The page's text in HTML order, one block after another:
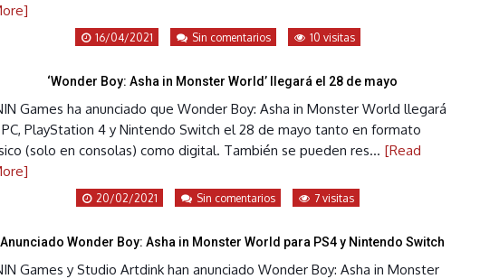
16/04/2021 Sin comentarios 10 visitas
‘Wonder Boy: Asha in Monster World’ llegará el 28 de mayo
Games ha anunciado que Wonder Boy: Asha in Monster World llegará
PlayStation 4 y Nintendo Switch el 28 de mayo tanto en formato
(solo en consolas) como digital. También se pueden res... [Read
20/02/2021 Sin comentarios 7 visitas
Anunciado Wonder Boy: Asha in Monster World para PS4 y Nintendo Switch
Games y Studio Artdink han anunciado Wonder Boy: Asha in Monster